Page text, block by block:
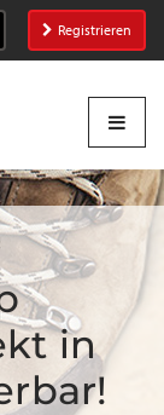
Registrieren
in